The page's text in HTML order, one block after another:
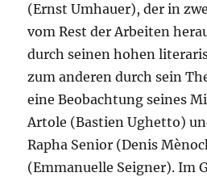
(Ernst Umhauer), der in
vom Rest der Arbeiten
durch seinen hohen
zum anderen durch sein
eine Beobachtung seines
Artole (Bastien Ughetto)
Rapha Senior (Denis
(Emmanuelle Seigner). Im